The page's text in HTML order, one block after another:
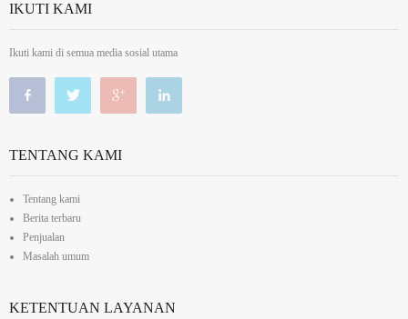
IKUTI KAMI
Ikuti kami di semua media sosial utama
TENTANG KAMI
Tentang kami
Berita terbaru
Penjualan
Masalah umum
KETENTUAN LAYANAN